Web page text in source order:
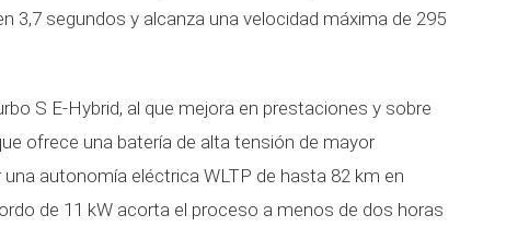
3,7 segundos y alcanza una velocidad máxima de 295
S E-Hybrid, al que mejora en prestaciones y sobre
ofrece una batería de alta tensión de mayor
una autonomía eléctrica WLTP de hasta 82 km en
de 11 kW acorta el proceso a menos de dos horas